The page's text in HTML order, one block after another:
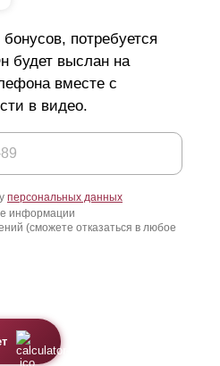
потребуется
будет выслан на
вместе с
в видео.
персональных данных
информации
(сможете отказаться в любое